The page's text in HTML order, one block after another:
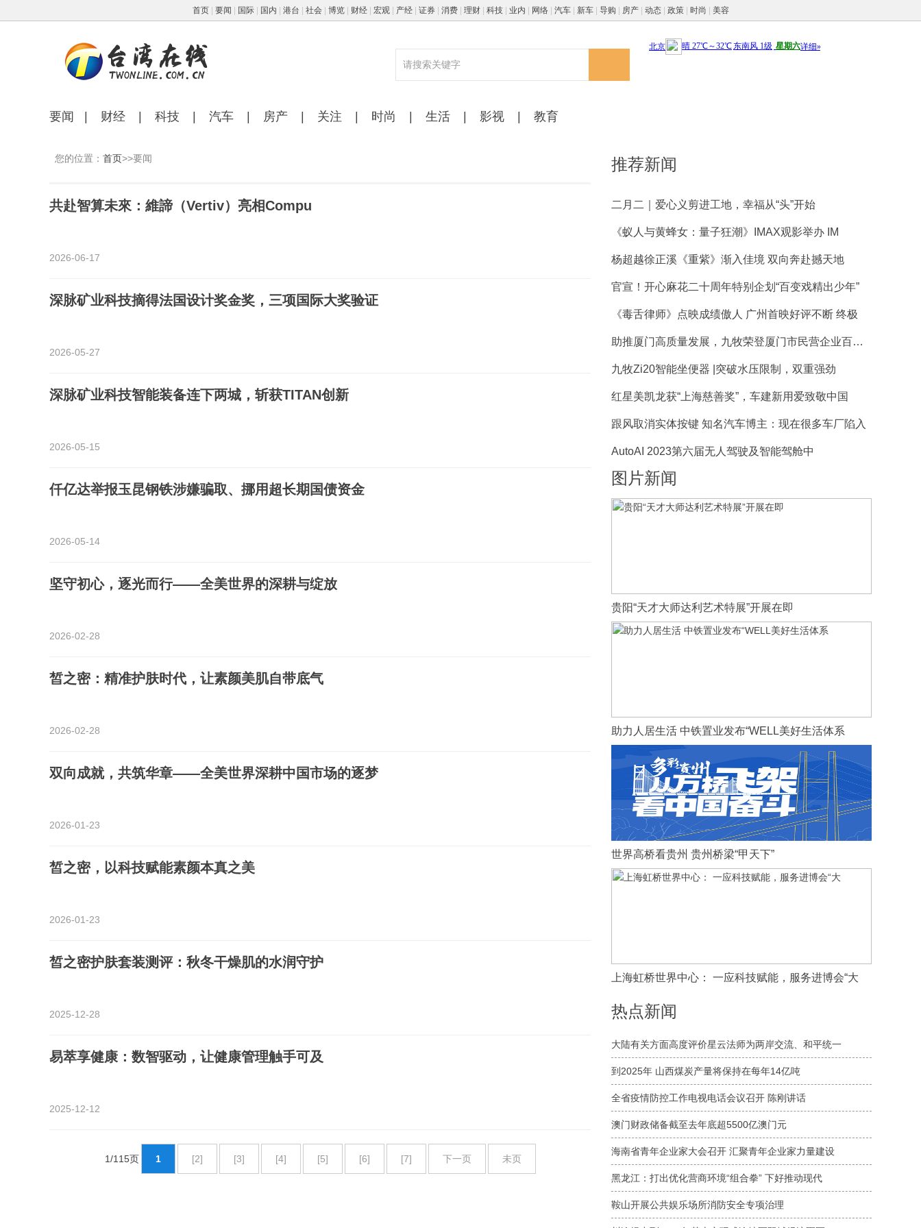
首页| 要闻 国际| 国内 港台 社会| 博览| 财经| 宏观| 产经| 证券| 消费| 理财| 科技| 业内 网络| 汽车| 新车| 导购 房产| 动态| 政策| 时尚 美容
要闻 财经 科技 汽车 房产 关注 时尚 生活 影视 教育
您的位置： 首页>>要闻
共赴智算未來：維諦（Vertiv）亮相Compu
2026-06-17
深脉矿业科技摘得法国设计奖金奖，三项国际大奖验证
2026-05-27
深脉矿业科技智能装备连下两城，斩获TITAN创新
2026-05-15
仟亿达举报玉昆钢铁涉嫌骗取、挪用超长期国债资金
2026-05-14
坚守初心，逐光而行——全美世界的深耕与绽放
2026-02-28
皙之密：精准护肤时代，让素颜美肌自带底气
2026-02-28
双向成就，共筑华章——全美世界深耕中国市场的逐梦
2026-01-23
皙之密，以科技赋能素颜本真之美
2026-01-23
皙之密护肤套装测评：秋冬干燥肌的水润守护
2025-12-28
易萃享健康：数智驱动，让健康管理触手可及
2025-12-12
1/115页 1 [2] [3] [4] [5] [6] [7] 下一页 未页
推荐新闻
二月二｜爱心义剪进工地，幸福从“头”开始
《蚁人与黄蜂女：量子狂潮》IMAX观影举办 IM
杨超越徐正溪《重紫》渐入佳境 双向奔赴撼天地
官宣！开心麻花二十周年特别企划“百变戏精出少年”
《毒舌律师》点映成绩傲人 广州首映好评不断 终极
助推厦门高质量发展，九牧荣登厦门市民营企业百强榜
九牧Zi20智能坐便器 |突破水压限制，双重强劲
红星美凯龙获“上海慈善奖”，车建新用爱致敬中国
跟风取消实体按键 知名汽车博主：现在很多车厂陷入
AutoAI 2023第六届无人驾驶及智能驾舱中
图片新闻
贵阳“天才大师达利艺术特展”开展在即
助力人居生活 中铁置业发布“WELL美好生活体系
世界高桥看贵州 贵州桥梁“甲天下”
上海虹桥世界中心： 一应科技赋能，服务进博会“大
热点新闻
大陆有关方面高度评价星云法师为两岸交流、和平统一
到2025年 山西煤炭产量将保持在每年14亿吨
全省疫情防控工作电视电话会议召开 陈刚讲话
澳门财政储备截至去年底超5500亿澳门元
海南省青年企业家大会召开 汇聚青年企业家力量建设
黑龙江：打出优化营商环境“组合拳” 下好推动现代
鞍山开展公共娱乐场所消防安全专项治理